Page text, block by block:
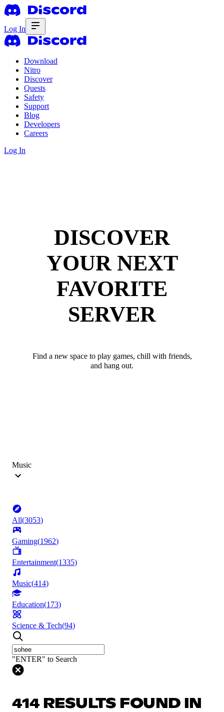
Log In
Download
Nitro
Discover
Quests
Safety
Support
Blog
Developers
Careers
Log In
DISCOVER
YOUR NEXT
FAVORITE
SERVER
Find a new space to play games, chill with friends,
and hang out.
Music
All(3053)
Gaming(1962)
Entertainment(1335)
Music(414)
Education(173)
Science & Tech(94)
"ENTER" to Search
414 RESULTS FOUND IN